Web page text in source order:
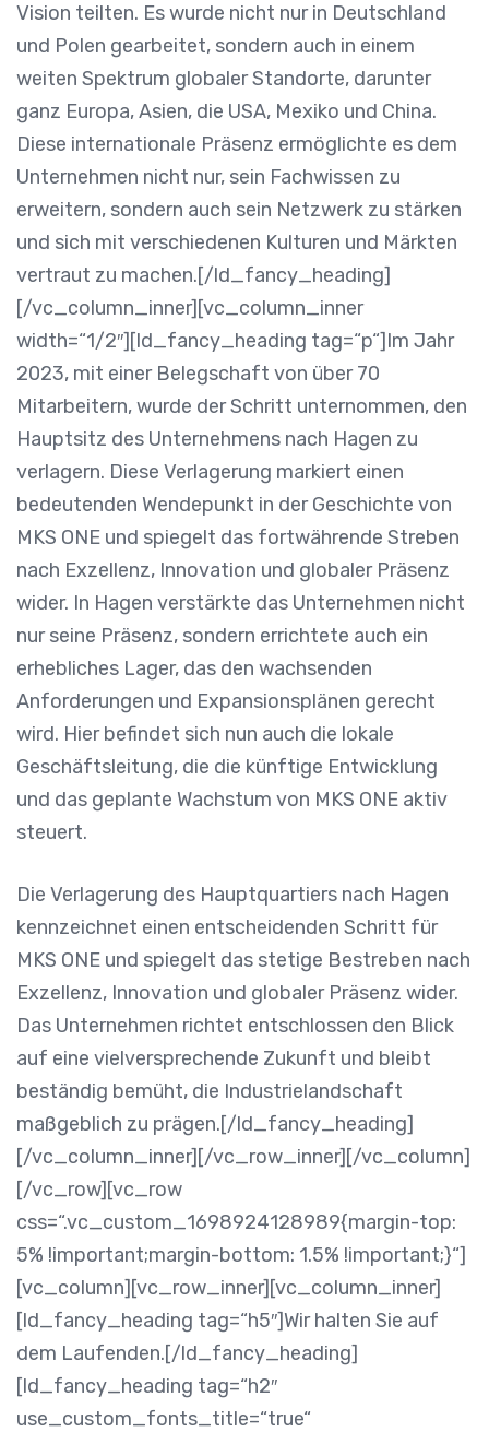
Vision teilten. Es wurde nicht nur in Deutschland
und Polen gearbeitet, sondern auch in einem
weiten Spektrum globaler Standorte, darunter
ganz Europa, Asien, die USA, Mexiko und China.
Diese internationale Präsenz ermöglichte es dem
Unternehmen nicht nur, sein Fachwissen zu
erweitern, sondern auch sein Netzwerk zu stärken
und sich mit verschiedenen Kulturen und Märkten
vertraut zu machen.[/ld_fancy_heading]
[/vc_column_inner][vc_column_inner
width=“1/2″][ld_fancy_heading tag=“p“]Im Jahr
2023, mit einer Belegschaft von über 70
Mitarbeitern, wurde der Schritt unternommen, den
Hauptsitz des Unternehmens nach Hagen zu
verlagern. Diese Verlagerung markiert einen
bedeutenden Wendepunkt in der Geschichte von
MKS ONE und spiegelt das fortwährende Streben
nach Exzellenz, Innovation und globaler Präsenz
wider. In Hagen verstärkte das Unternehmen nicht
nur seine Präsenz, sondern errichtete auch ein
erhebliches Lager, das den wachsenden
Anforderungen und Expansionsplänen gerecht
wird. Hier befindet sich nun auch die lokale
Geschäftsleitung, die die künftige Entwicklung
und das geplante Wachstum von MKS ONE aktiv
steuert.
Die Verlagerung des Hauptquartiers nach Hagen
kennzeichnet einen entscheidenden Schritt für
MKS ONE und spiegelt das stetige Bestreben nach
Exzellenz, Innovation und globaler Präsenz wider.
Das Unternehmen richtet entschlossen den Blick
auf eine vielversprechende Zukunft und bleibt
beständig bemüht, die Industrielandschaft
maßgeblich zu prägen.[/ld_fancy_heading]
[/vc_column_inner][/vc_row_inner][/vc_column]
[/vc_row][vc_row
css=“.vc_custom_1698924128989{margin-top:
5% !important;margin-bottom: 1.5% !important;}“]
[vc_column][vc_row_inner][vc_column_inner]
[ld_fancy_heading tag=“h5″]Wir halten Sie auf
dem Laufenden.[/ld_fancy_heading]
[ld_fancy_heading tag=“h2″
use_custom_fonts_title=“true“